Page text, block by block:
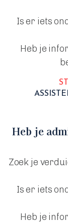
Is er iets
Heb je
Heb je
Zoek je
Is er iets
Heb je